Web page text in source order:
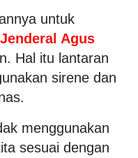
untuk
Agus
Hal itu lantaran
sirene dan
menggunakan
sesuai dengan